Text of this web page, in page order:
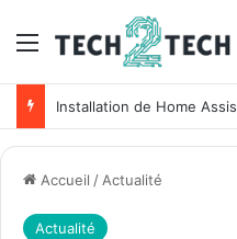
Menu
Installation de Home
Accueil /Actualité
Actualité